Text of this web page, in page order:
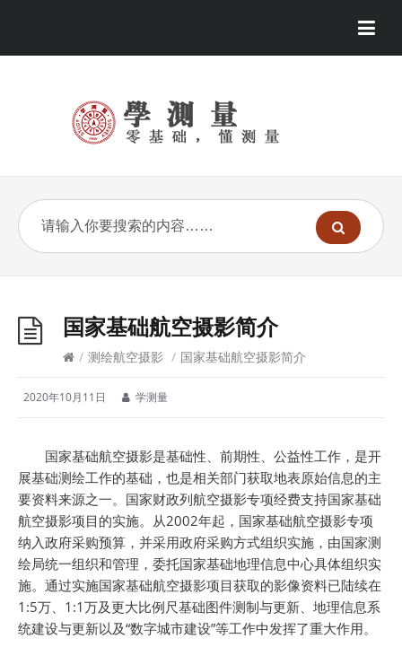
国家基础航空摄影简介
/ 测绘航空摄影 / 国家基础航空摄影简介
2020年10月11日 学测量
国家基础航空摄影是基础性、前期性、公益性工作，是开
展基础测绘工作的基础，也是相关部门获取地表原始信息的主
要资料来源之一。国家财政列航空摄影专项经费支持国家基础
航空摄影项目的实施。从2002年起，国家基础航空摄影专项
纳入政府采购预算，并采用政府采购方式组织实施，由国家测
绘局统一组织和管理，委托国家基础地理信息中心具体组织实
施。通过实施国家基础航空摄影项目获取的影像资料已陆续在
1:5万、1:1万及更大比例尺基础图件测制与更新、地理信息系
统建设与更新以及“数字城市建设”等工作中发挥了重大作用。